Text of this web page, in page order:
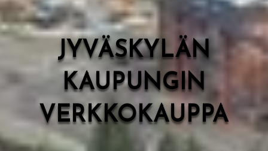
JYVÄSKYLÄN
KAUPUNGIN
VERKKOKAUPPA